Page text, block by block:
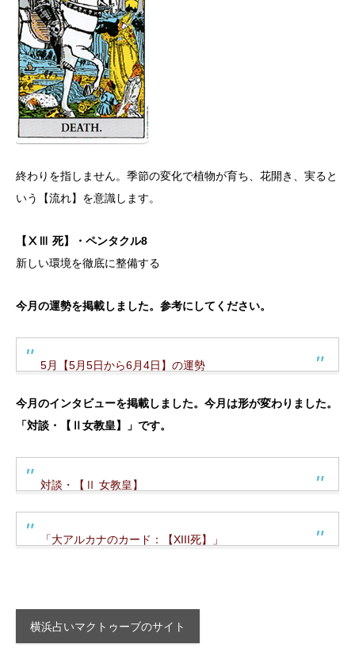
終わりを指しません。季節の変化で植物が育ち、花開き、実ると
いう【流れ】を意識します。
【ⅩⅢ 死】・ペンタクル8
新しい環境を徹底に整備する
今月の運勢を掲載しました。参考にしてください。
5月【5月5日から6月4日】の運勢
今月のインタビューを掲載しました。今月は形が変わりました。
「対談・【Ⅱ女教皇】」です。
対談・【Ⅱ 女教皇】
「大アルカナのカード：【XIII死】」
横浜占いマクトゥーブのサイト